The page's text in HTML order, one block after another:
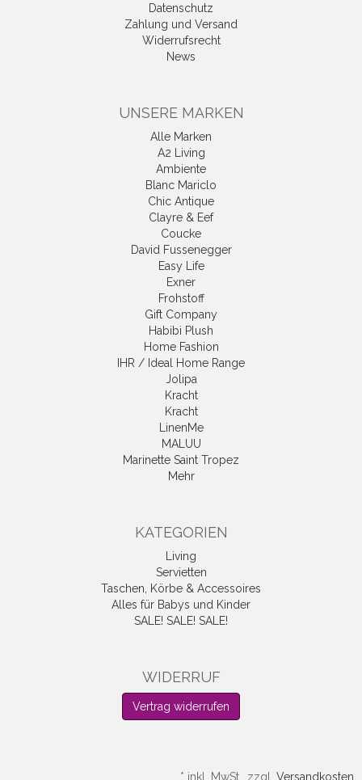
Datenschutz
Zahlung und Versand
Widerrufsrecht
News
UNSERE MARKEN
Alle Marken
A2 Living
Ambiente
Blanc Mariclo
Chic Antique
Clayre & Eef
Coucke
David Fussenegger
Easy Life
Exner
Frohstoff
Gift Company
Habibi Plush
Home Fashion
IHR / Ideal Home Range
Jolipa
Kracht
Kracht
LinenMe
MALUU
Marinette Saint Tropez
Mehr
KATEGORIEN
Living
Servietten
Taschen, Körbe & Accessoires
Alles für Babys und Kinder
SALE! SALE! SALE!
WIDERRUF
Vertrag widerrufen
* inkl. MwSt., zzgl. Versandkosten